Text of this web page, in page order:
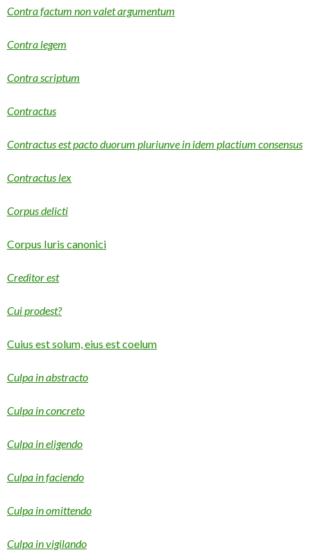
Contra factum non valet argumentum
Contra legem
Contra scriptum
Contractus
Contractus est pacto duorum pluriunve in idem plactium consensus
Contractus lex
Corpus delicti
Corpus Iuris canonici
Creditor est
Cui prodest?
Cuius est solum, eius est coelum
Culpa in abstracto
Culpa in concreto
Culpa in eligendo
Culpa in faciendo
Culpa in omittendo
Culpa in vigilando